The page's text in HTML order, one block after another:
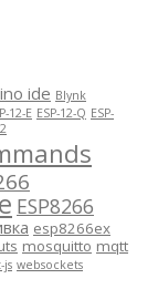
ide Blynk
12-E ESP-12-Q ESP-
ESP8266
esp8266ex
mosquitto mqtt
js websockets